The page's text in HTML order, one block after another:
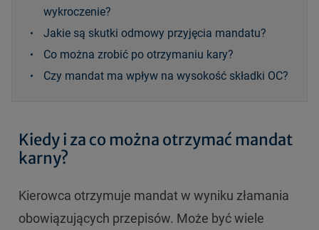
wykroczenie?
Jakie są skutki odmowy przyjęcia mandatu?
Co można zrobić po otrzymaniu kary?
Czy mandat ma wpływ na wysokość składki OC?
Kiedy i za co można otrzymać mandat
karny?
Kierowca otrzymuje mandat w wyniku złamania
obowiązujących przepisów. Może być wiele